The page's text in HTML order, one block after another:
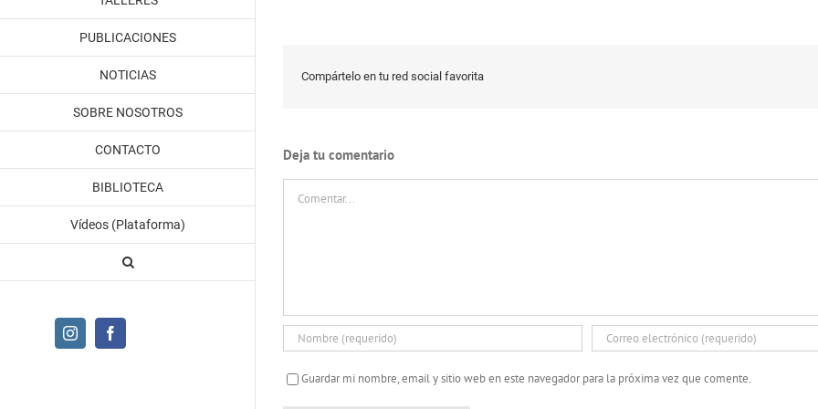
PUBLICACIONES
NOTICIAS
SOBRE NOSOTROS
CONTACTO
BIBLIOTECA
Vídeos (Plataforma)
Instagram
Compártelo en tu red social favorita
Deja tu comentario
Guardar mi nombre, email y sitio web en este navegador para la próxima vez que comente.